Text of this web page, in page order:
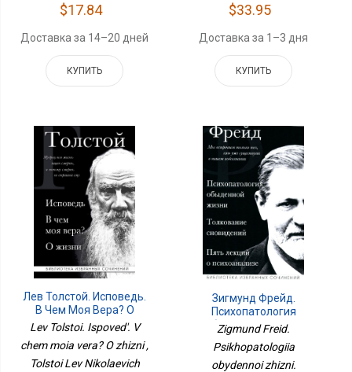
$17.84
Доставка за 14–20 дней
КУПИТЬ
$33.95
Доставка за 1–3 дня
КУПИТЬ
Лев Толстой. Исповедь.
В Чем Моя Вера? О
Жизни
Lev Tolstoi. Ispoved'. V
chem moia vera? O zhizni ,
Tolstoi Lev Nikolaevich
Зигмунд Фрейд.
Психопатология
Обыденной Жизни.
Толкование
Сновидений. Пять
Лекций О Психоанализе
Zigmund Freid.
Psikhopatologiia
obydennoi zhizni.